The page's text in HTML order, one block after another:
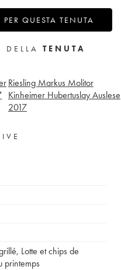
QUESTA TENUTA
TENUTA
Riesling Markus Molitor
Kinheimer Hubertuslay Auslese
2017
, Lotte et chips de
printemps